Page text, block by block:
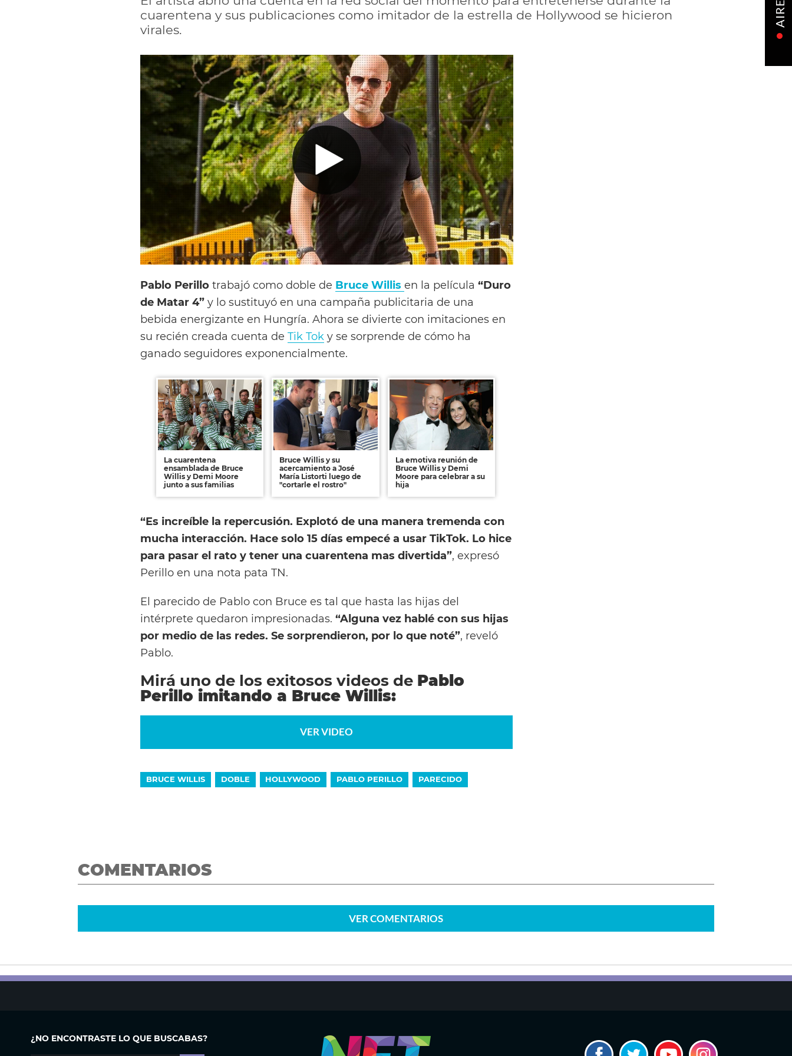
cuarentena y sus publicaciones como imitador de la estrella de Hollywood se hicieron
virales.
Pablo Perillo trabajó como doble de Bruce Willis en la película “Duro
de Matar 4” y lo sustituyó en una campaña publicitaria de una
bebida energizante en Hungría. Ahora se divierte con imitaciones en
su recién creada cuenta de Tik Tok y se sorprende de cómo ha
ganado seguidores exponencialmente.
La cuarentena
ensamblada de Bruce
Willis y Demi Moore
junto a sus familias
Bruce Willis y su
acercamiento a José
María Listorti luego de
"cortarle el rostro"
La emotiva reunión de
Bruce Willis y Demi
Moore para celebrar a su
hija
“Es increíble la repercusión. Explotó de una manera tremenda con
mucha interacción. Hace solo 15 días empecé a usar TikTok. Lo hice
para pasar el rato y tener una cuarentena mas divertida”, expresó
Perillo en una nota pata TN.
El parecido de Pablo con Bruce es tal que hasta las hijas del
intérprete quedaron impresionadas. “Alguna vez hablé con sus hijas
por medio de las redes. Se sorprendieron, por lo que noté”, reveló
Pablo.
Mirá uno de los exitosos videos de Pablo
Perillo imitando a Bruce Willis:
VER VIDEO
BRUCE WILLIS DOBLE HOLLYWOOD PABLO PERILLO PARECIDO
COMENTARIOS
VERCOMENTARIOS
¿NO ENCONTRASTE LO QUE BUSCABAS?
AIRE